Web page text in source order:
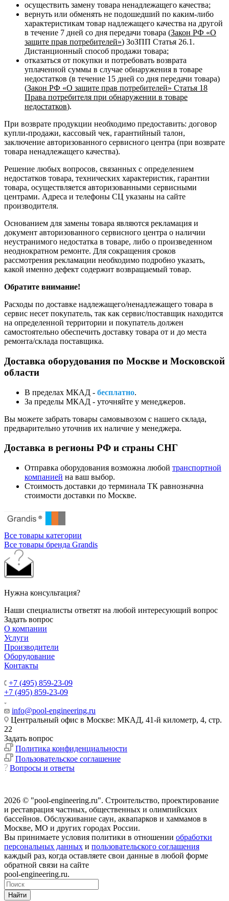
осуществить замену товара ненадлежащего качества;
вернуть или обменять не подошедший по каким-либо
характеристикам товар надлежащего качества на другой
в течение 7 дней со дня передачи товара (Закон РФ «О
защите прав потребителей») ЗоЗПП Статья 26.1.
Дистанционный способ продажи товара;
отказаться от покупки и потребовать возврата
уплаченной суммы в случае обнаружения в товаре
недостатков (в течение 15 дней со дня передачи товара)
(Закон РФ «О защите прав потребителей» Статья 18
Права потребителя при обнаружении в товаре
недостатков).
При возврате продукции необходимо предоставить: договор
купли-продажи, кассовый чек, гарантийный талон,
заключение авторизованного сервисного центра (при возврате
товара ненадлежащего качества).
Решение любых вопросов, связанных с определением
недостатков товара, технических характеристик, гарантии
товара, осуществляется авторизованными сервисными
центрами. Адреса и телефоны СЦ указаны на сайте
производителя.
Основанием для замены товара являются рекламация и
документ авторизованного сервисного центра о наличии
неустранимого недостатка в товаре, либо о произведенном
неоднократном ремонте. Для сокращения сроков
рассмотрения рекламации необходимо подробно указать,
какой именно дефект содержит возвращаемый товар.
Обратите внимание!
Расходы по доставке надлежащего/ненадлежащего товара в
сервис несет покупатель, так как сервис/поставщик находится
на определенной территории и покупатель должен
самостоятельно обеспечить доставку товара от и до места
ремонта/склада поставщика.
Доставка оборудования по Москве и Московской
области
В пределах МКАД - бесплатно.
За пределы МКАД - уточняйте у менеджеров.
Вы можете забрать товары самовывозом с нашего склада,
предварительно уточнив их наличие у менеджера.
Доставка в регионы РФ и страны СНГ
Отправка оборудования возможна любой транспортной
компанией на ваш выбор.
Стоимость доставки до терминала ТК равнозначна
стоимости доставки по Москве.
Все товары категории
Все товары бренда Grandis
Нужна консультация?
Наши специалисты ответят на любой интересующий вопрос
Задать вопрос
О компании
Услуги
Производители
Оборудование
Контакты
+7 (495) 859-23-09
+7 (495) 859-23-09
info@pool-engineering.ru
Центральный офис в Москве: МКАД, 41-й километр, 4, стр.
22
Задать вопрос
Политика конфиденциальности
Пользовательское соглашение
Вопросы и ответы
2026 © "pool-engineering.ru". Cтроительство, проектирование
и реставрация частных, общественных и олимпийских
бассейнов. Обслуживание саун, аквапарков и хаммамов в
Москве, МО и других городах России.
Вы принимаете условия политики в отношении обработки
персональных данных и пользовательского соглашения
каждый раз, когда оставляете свои данные в любой форме
обратной связи на сайте
pool-engineering.ru.
Найти